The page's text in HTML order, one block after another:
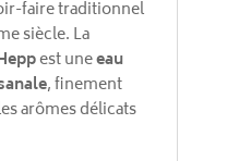
faire traditionnel
siècle. La
est uneeau
, finement
arômes délicats